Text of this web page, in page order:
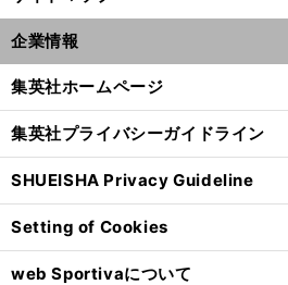
企業情報
集英社ホームページ
集英社プライバシーガイドライン
SHUEISHA Privacy Guideline
Setting of Cookies
web Sportivaについて